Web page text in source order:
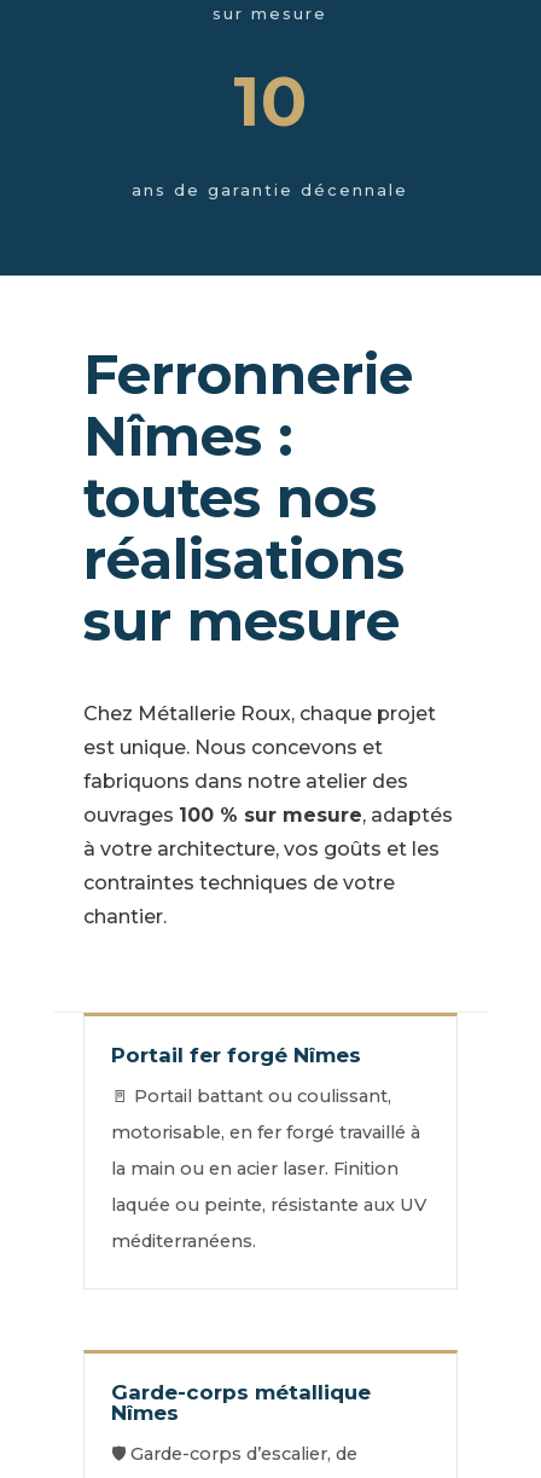
sur mesure
10
ans de garantie décennale
Ferronnerie
Nîmes :
toutes nos
réalisations
sur mesure
Chez Métallerie Roux, chaque projet
est unique. Nous concevons et
fabriquons dans notre atelier des
ouvrages 100 % sur mesure, adaptés
à votre architecture, vos goûts et les
contraintes techniques de votre
chantier.
Portail fer forgé Nîmes
🚪 Portail battant ou coulissant,
motorisable, en fer forgé travaillé à
la main ou en acier laser. Finition
laquée ou peinte, résistante aux UV
méditerranéens.
Garde-corps métallique
Nîmes
🛡️ Garde-corps d’escalier, de